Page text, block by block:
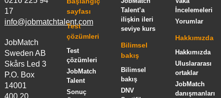
17
info@jobmatchtalent.com
JobMatch
Sweden AB
Skårs Led 3
P.O. Box
14001
400 20
sayfası
Test
çözümleri
Test
çözümleri
JobMatch
Talent
Sonuç
Talent’a
ilişkin ileri
seviye kurs
Bilimsel
bakış
Bilimsel
bakış
DNV
İncelemeleri
Yorumlar
Hakkımızda
Hakkımızda
Uluslararası
ortaklar
JobMatch
danışmanları